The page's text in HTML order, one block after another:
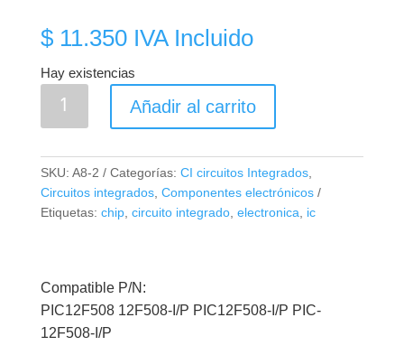
$11.350 IVA Incluido
Hay existencias
PIC12F508-
8
cantidad
Añadir al carrito
SKU: A8-2 Categorías: CI circuitos Integrados,
Circuitos integrados, Componentes electrónicos
Etiquetas: chip, circuito integrado, electronica ic
Compatible P/N:
PIC12F508 12F508-I/P PIC12F508-I/P PIC-
12F508-I/P